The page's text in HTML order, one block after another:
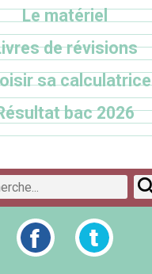
Le matériel
de révisions
sa calculatrice
bac 2026